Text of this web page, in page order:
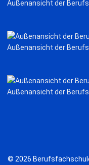
Außenansicht der
Außenansicht der
Außenansicht der
© 2026